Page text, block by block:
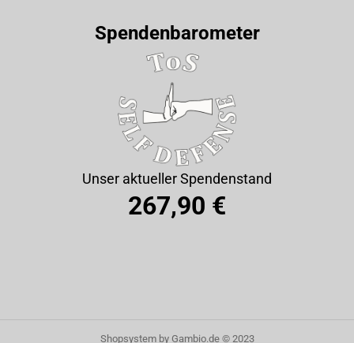
Spendenbarometer
Unser aktueller Spendenstand
267,90 €
Shopsystemby Gambio.de © 2023